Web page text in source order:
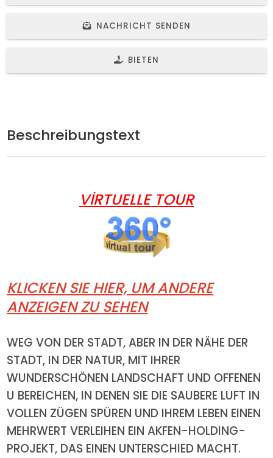
NACHRICHT SENDEN
BIETEN
Beschreibungstext
VİRTUELLE TOUR
KLICKEN SIE HIER, UM ANDERE
ANZEIGEN ZU SEHEN
WEG VON DER STADT, ABER IN DER NÄHE DER
STADT, IN DER NATUR, MIT IHRER
WUNDERSCHÖNEN LANDSCHAFT UND OFFENEN
U BEREICHEN, IN DENEN SIE DIE SAUBERE LUFT IN
VOLLEN ZÜGEN SPÜREN UND IHREM LEBEN EINEN
MEHRWERT VERLEIHEN EIN AKFEN-HOLDING-
PROJEKT, DAS EINEN UNTERSCHIED MACHT.